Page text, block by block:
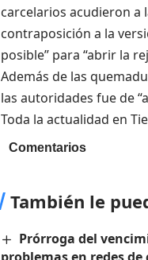
carcelarios acudieron a
contraposición a la
posible” para “abrir la
Además de las
las autoridades fue de
Toda la actualidad en
Comentarios
También le
Prórroga del